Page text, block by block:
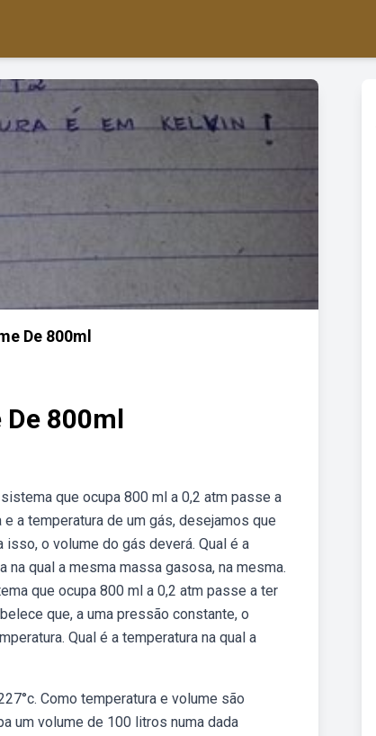
De 800ml
De 800ml
que ocupa 800 ml a 0,2 atm passe a
a temperatura de um gás, desejamos que
o volume do gás deverá. Qual é a
na qual a mesma massa gasosa, na mesma.
que ocupa 800 ml a 0,2 atm passe a ter
que, a uma pressão constante, o
Qual é a temperatura na qual a
Como temperatura e volume são
um volume de 100 litros numa dada